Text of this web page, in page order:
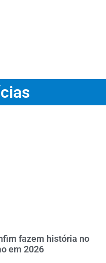
fazem história no
em 2026